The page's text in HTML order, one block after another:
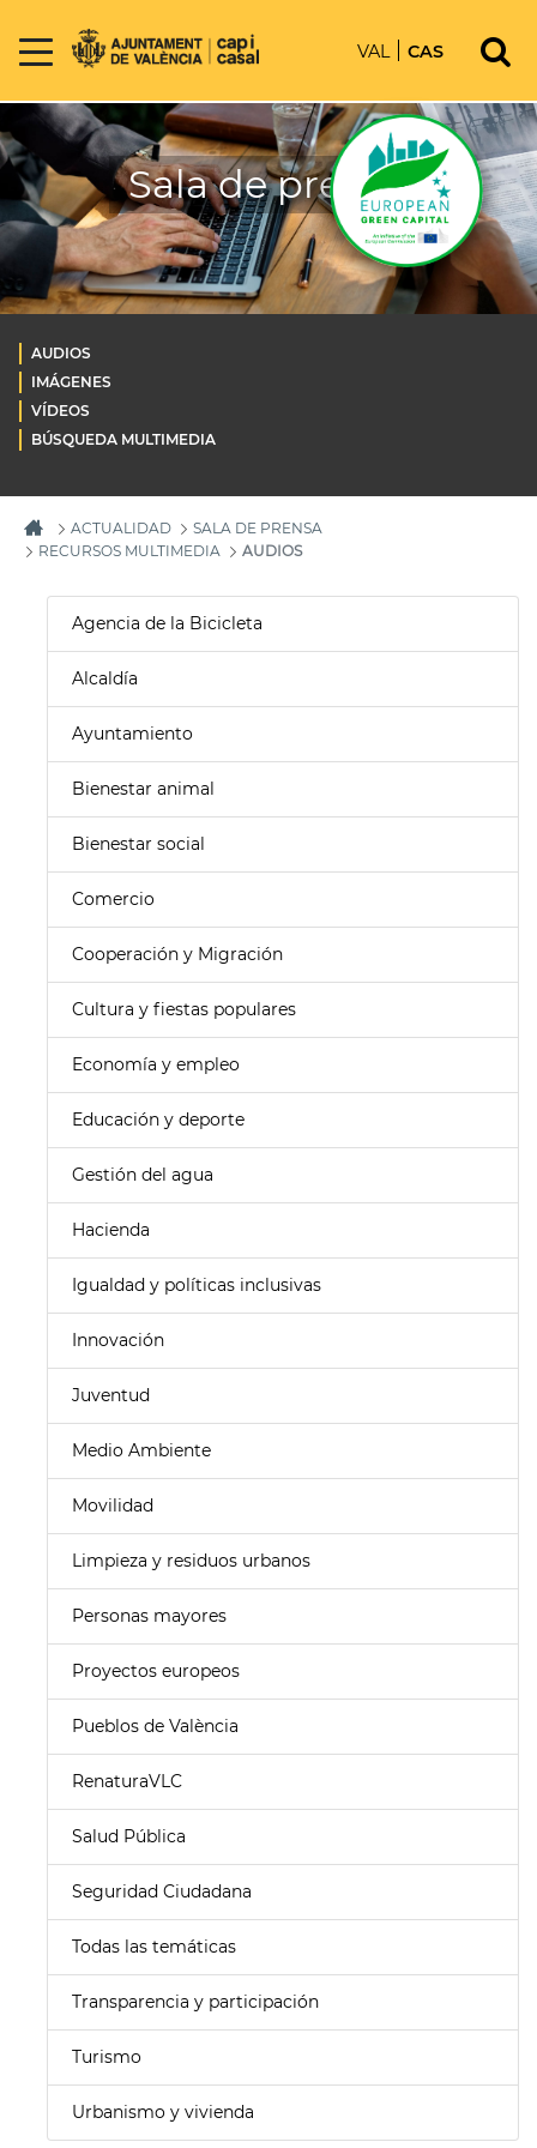
VAL CAS
Sala de prensa
AUDIOS
IMÁGENES
VÍDEOS
BÚSQUEDA MULTIMEDIA
ACTUALIDAD
SALA DE PRENSA
RECURSOS MULTIMEDIA
AUDIOS
Agencia de la Bicicleta
Alcaldía
Ayuntamiento
Bienestar animal
Bienestar social
Comercio
Cooperación y Migración
Cultura y fiestas populares
Economía y empleo
Educación y deporte
Gestión del agua
Hacienda
Igualdad y políticas inclusivas
Innovación
Juventud
Medio Ambiente
Movilidad
Limpieza y residuos urbanos
Personas mayores
Proyectos europeos
Pueblos de València
RenaturaVLC
Salud Pública
Seguridad Ciudadana
Todas las temáticas
Transparencia y participación
Turismo
Urbanismo y vivienda